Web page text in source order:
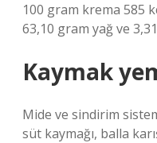
100 gram krema 585
63,10 gram yağ ve
Kaymak
Mide ve sindirim
süt kaymağı, balla